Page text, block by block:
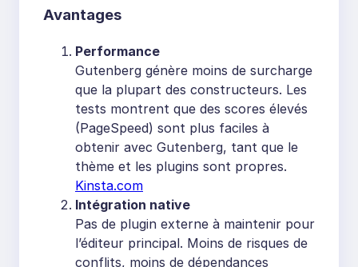
Avantages
Performance
Gutenberg génère moins de surcharge
que la plupart des constructeurs. Les
tests montrent que des scores élevés
(PageSpeed) sont plus faciles à
obtenir avec Gutenberg, tant que le
thème et les plugins sont propres.
Kinsta.com
Intégration native
Pas de plugin externe à maintenir pour
l’éditeur principal. Moins de risques de
conflits, moins de dépendances